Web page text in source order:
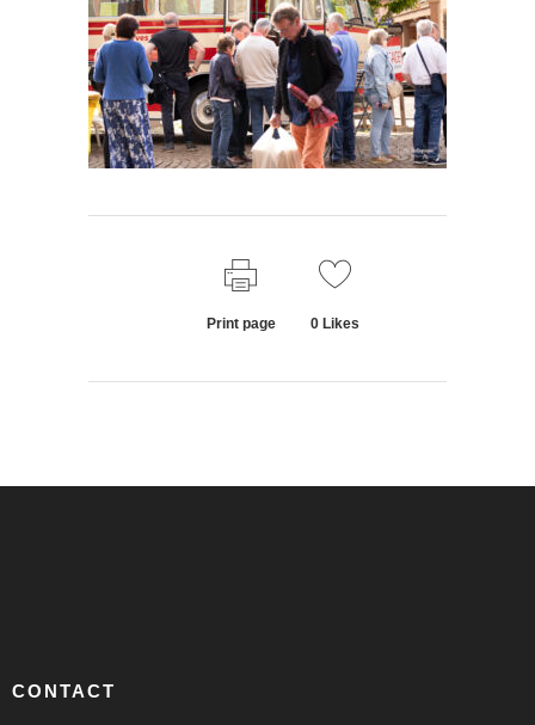
Print page 0Likes
CONTACT